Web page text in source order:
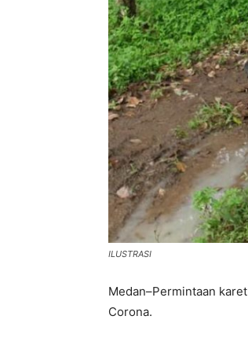
ILUSTRASI
Medan–Permintaan
Corona.